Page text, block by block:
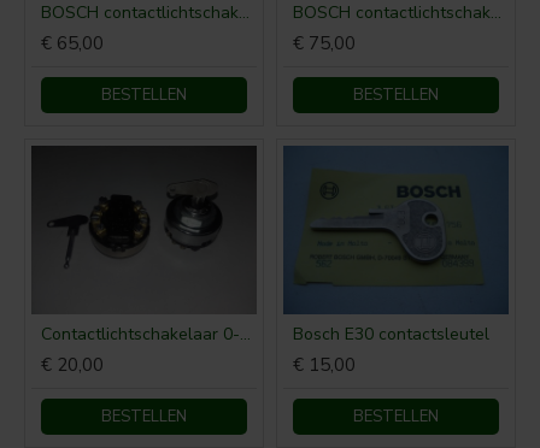
BOSCH contactlichtschakelaar schroefverbinding 0-1-2
€ 65,00
BESTELLEN
BOSCH contactlichtschakelaar steek/schroefverbinding P-0-1-2-3
€ 75,00
BESTELLEN
Contactlichtschakelaar 0-1-2-3
€ 20,00
BESTELLEN
Bosch E30 contactsleutel
€ 15,00
BESTELLEN